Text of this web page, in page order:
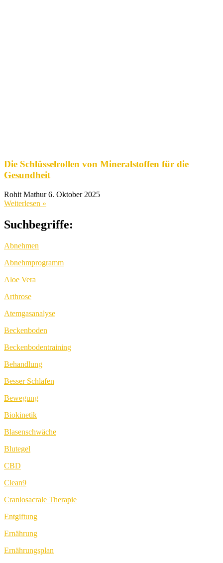
Die Schlüsselrollen von Mineralstoffen für die
Gesundheit
Rohit Mathur6. Oktober 2025
Weiterlesen »
Suchbegriffe:
Abnehmen
Abnehmprogramm
Aloe Vera
Arthrose
Atemgasanalyse
Beckenboden
Beckenbodentraining
Behandlung
Besser Schlafen
Bewegung
Biokinetik
Blasenschwäche
Blutegel
CBD
Clean9
Craniosacrale Therapie
Entgiftung
Ernährung
Ernährungsplan